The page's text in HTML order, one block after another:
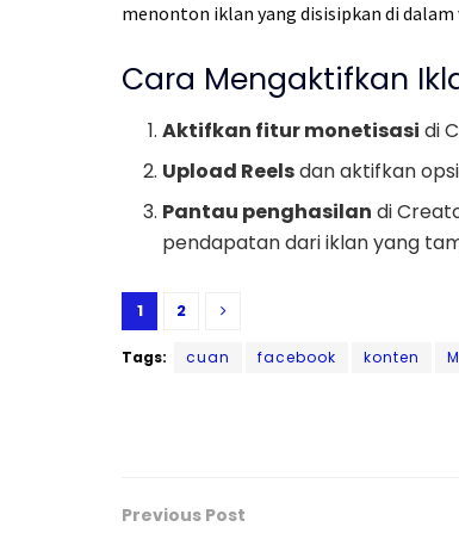
menonton iklan yang disisipkan di
Cara Mengaktifkan
Aktifkan fitur monetisasi di
Upload Reelsdan aktifkan
Pantau penghasilan di
pendapatan dari iklan yang
1 2
Tags: cuan facebook konten
Previous Post